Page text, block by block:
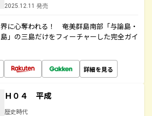
2025.12.11 発売
に心奪われる！ 奄美群島南部「与論島・
」の三島だけをフィーチャーした完全ガイ
詳細を見る
Ｈ０４ 平成
歴史時代